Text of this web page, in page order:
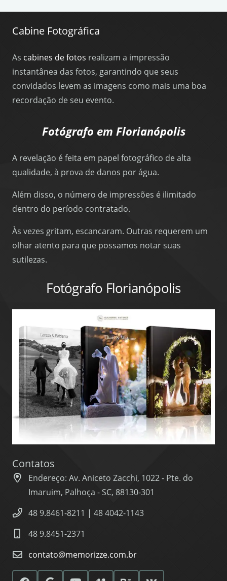
Cabine Fotográfica
As cabines de fotos realizam a impressão
instantânea das fotos, garantindo que seus
convidados levem as imagens como mais uma boa
recordação de seu evento.
Fotógrafo em Florianópolis
A revelação é feita em papel fotográfico de alta
qualidade, à prova de danos por água.
Além disso, o número de impressões é ilimitado
dentro do período contratado.
Às vezes gritam, escancaram. Outras requerem um
olhar atento para que possamos notar suas
sutilezas.
Fotógrafo Florianópolis
Contatos
Endereço: Av. Aniceto Zacchi, 1022 - Pte. do
Imaruim, Palhoça - SC, 88130-301
48 9.8461-8211 | 48 4042-1143
48 9.8451-2371
contato@memorizze.com.br